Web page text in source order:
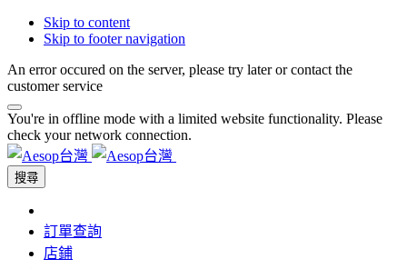
Skip to content
Skip to footer navigation
An error occured on the server, please try later or contact the
customer service
You're in offline mode with a limited website functionality. Please
check your network connection.
搜尋
訂單查詢
店鋪